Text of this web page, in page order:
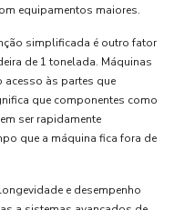
equipamentos maiores.
simplificada é outro fator
de 1 tonelada. Máquinas
às partes que
que componentes como
ser rapidamente
que a máquina fica fora de
e desempenho